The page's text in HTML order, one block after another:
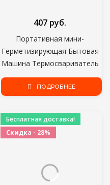
Портативная мини-
Герметизирующая Бытовая
Машина Термосвариватель
Capper Food Saver
Пластиковые Пакеты Пакет 6
407 руб.
ПОДРОБНЕЕ
Бесплатная доставка!
Скидка - 28%